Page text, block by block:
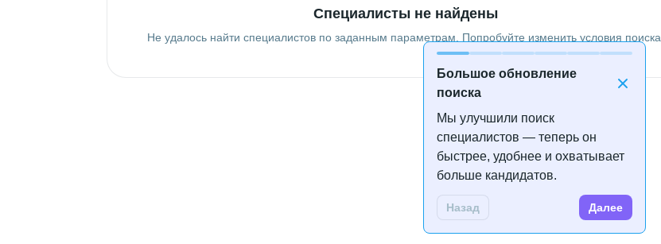
Большое обновление
поиска
Мы улучшили поиск
специалистов — теперь он
быстрее, удобнее и охватывает
больше кандидатов.
Назад Далее
Специалисты не найдены
Не удалось найти специалистов по заданным параметрам. Попробуйте изменить условия поиска.